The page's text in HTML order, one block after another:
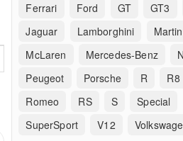
Ferrari
Ford GT GT3
Jaguar
Lamborghini Martin
McLaren
Mercedes-Benz
Peugeot
Porsche R R8
Romeo
RS S Special
SuperSport
V12